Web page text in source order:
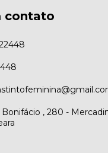
contato
Bonifácio , 280 -